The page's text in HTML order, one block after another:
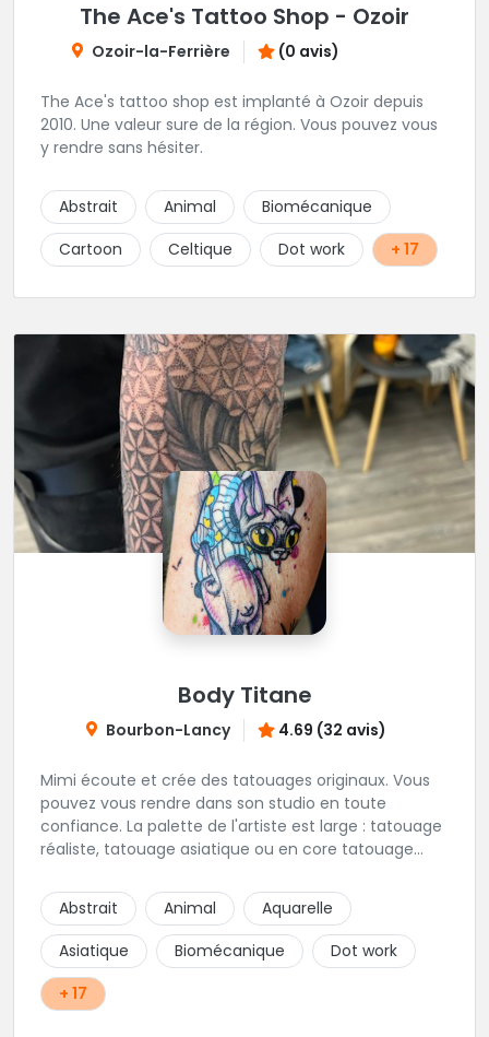
The Ace's Tattoo Shop - Ozoir
Ozoir-la-Ferrière (0 avis)
The Ace's tattoo shop est implanté à Ozoir depuis
2010. Une valeur sure de la région. Vous pouvez vous
y rendre sans hésiter.
Abstrait Animal
Biomécanique
Cartoon
Celtique Dot work + 17
Body Titane
Bourbon-Lancy 4.69 (32 avis)
Mimi écoute et crée des tatouages originaux. Vous
pouvez vous rendre dans son studio en toute
confiance. La palette de l'artiste est large : tatouage
réaliste, tatouage asiatique ou en core tatouage
construire un projet qui vous ressemble.
Abstrait Animal
Aquarelle
Asiatique
Biomécanique
Dot work
+ 17